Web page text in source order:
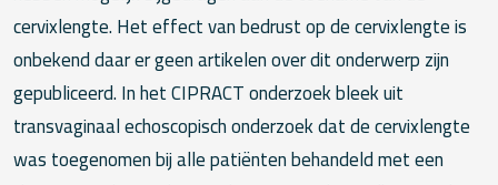
cervixlengte. Het effect van bedrust op de cervixlengte is
onbekend daar er geen artikelen over dit onderwerp zijn
gepubliceerd. In het CIPRACT onderzoek bleek uit
transvaginaal echoscopisch onderzoek dat de cervixlengte
was toegenomen bij alle patiënten behandeld met een